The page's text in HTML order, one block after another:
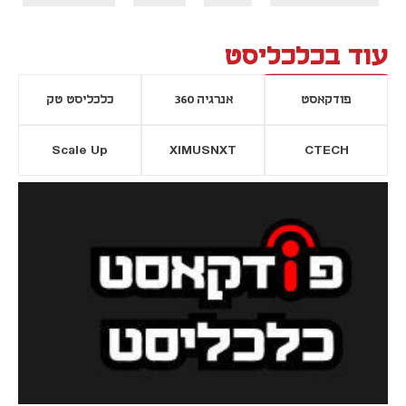
עוד בכלכליסט
פודקאסט אנרגיה 360 כלכליסט טק
CTECH
XIMUSNXT
Scale Up
נפתח בכרטיסייה חדשה חדשה